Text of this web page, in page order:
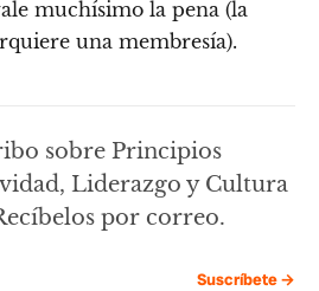
muchísimo la pena (la
una membresía).
sobre Principios
Liderazgo y Cultura
por correo.
Suscríbete →